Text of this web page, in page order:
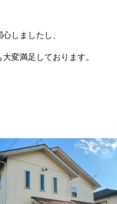
しましたし、
変満足しております。
前 施